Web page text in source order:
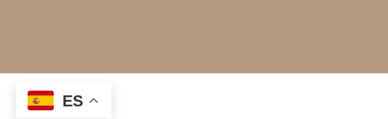
ES